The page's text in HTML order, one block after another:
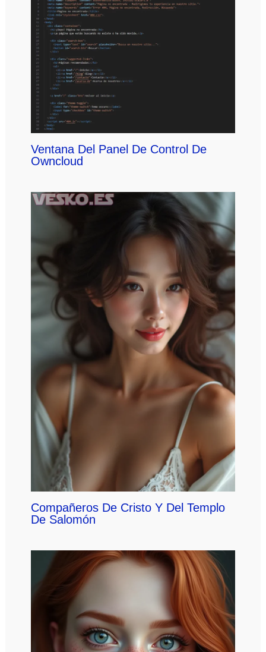
Ventana Del Panel De Control De
Owncloud
Compañeros De Cristo Y Del Templo
De Salomón